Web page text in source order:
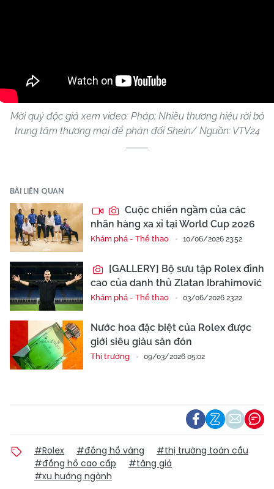
Mời quý độc giả xem video: Pháp: Nhiều thương hiệu rời bỏ
trung tâm thương mại để phản đối Shein/ Nguồn: VTV24
BÀI LIÊN QUAN
Cuộc chiến ngầm của các
nhãn hàng xa xỉ tại World Cup 2026
Khám phá - Thể thao 10/06/2026 23:52
[GALLERY] Bộ sưu tập Rolex đỉnh
cao của danh thủ Zlatan Ibrahimović
Khám phá - Thể thao 03/06/2026 23:22
Nước hoa đặc biệt của Rolex được
giới siêu giàu săn đón
Thị trường 09/03/2026 05:02
#Rolex #đồng hồ vàng
#thị trường toàn cầu
#đồng hồ cao cấp
#tăng giá
#xu hướng ngành